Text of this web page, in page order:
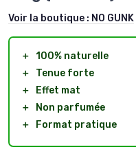
Voir la boutique : NO GUNK
＋ 100% naturelle
＋
Tenue forte
＋
Effet mat
＋
Non parfumée
＋
Format pratique